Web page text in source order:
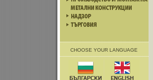
CHOOSE YOUR LANGUAGE